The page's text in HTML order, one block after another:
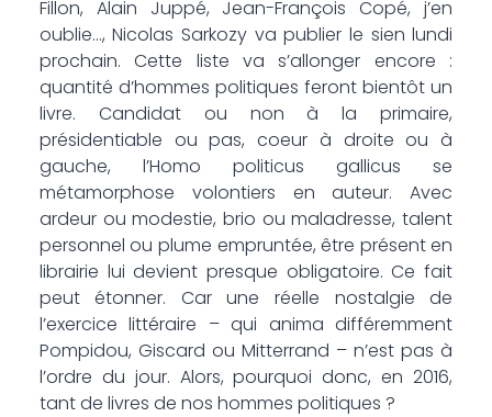
Fillon, Alain Juppé, Jean-François Copé, j’en
oublie…, Nicolas Sarkozy va publier le sien lundi
prochain. Cette liste va s’allonger encore :
quantité d’hommes politiques feront bientôt un
livre. Candidat ou non à la primaire,
présidentiable ou pas, coeur à droite ou à
gauche, l’Homo politicus gallicus se
métamorphose volontiers en auteur. Avec
ardeur ou modestie, brio ou maladresse, talent
personnel ou plume empruntée, être présent en
librairie lui devient presque obligatoire. Ce fait
peut étonner. Car une réelle nostalgie de
l’exercice littéraire – qui anima différemment
Pompidou, Giscard ou Mitterrand – n’est pas à
l’ordre du jour. Alors, pourquoi donc, en 2016,
tant de livres de nos hommes politiques ?